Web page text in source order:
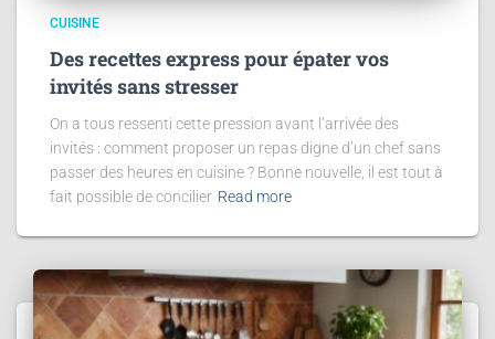
CUISINE
Des recettes express pour épater vos
invités sans stresser
On a tous ressenti cette pression avant l’arrivée des
invités : comment proposer un repas digne d’un chef sans
passer des heures en cuisine ? Bonne nouvelle, il est tout à
fait possible de concilier Read more